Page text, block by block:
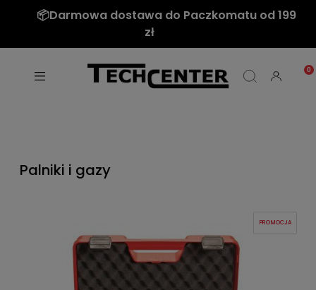
📦Darmowa dostawa do Paczkomatu od 199
zł
Palniki i gazy
PROMOCJA